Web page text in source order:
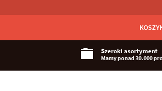
Szeroki asortyment
Mamy ponad 30.000